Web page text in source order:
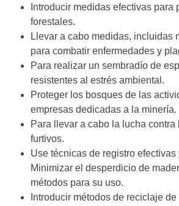
Introducir medidas efectivas para
forestales.
Llevar a cabo medidas, incluidas
para combatir enfermedades y
Para realizar un sembradío de
resistentes al estrés ambiental.
Proteger los bosques de las
empresas dedicadas a la minería.
Para llevar a cabo la lucha contra
furtivos.
Use técnicas de registro
Minimizar el desperdicio de
métodos para su uso.
Introducir métodos de reciclaje de